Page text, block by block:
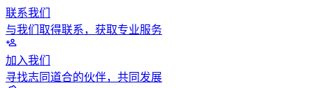
联系我们
与我们取得联系，获取专业服务
加入我们
寻找志同道合的伙伴，共同发展